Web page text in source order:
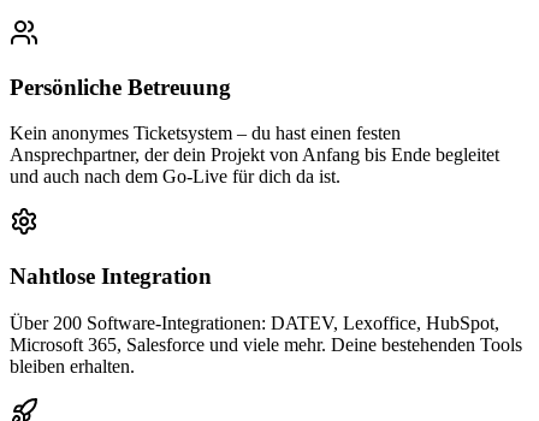
Persönliche Betreuung
Kein anonymes Ticketsystem – du hast einen festen
Ansprechpartner, der dein Projekt von Anfang bis Ende begleitet
und auch nach dem Go-Live für dich da ist.
Nahtlose Integration
Über 200 Software-Integrationen: DATEV, Lexoffice, HubSpot,
Microsoft 365, Salesforce und viele mehr. Deine bestehenden Tools
bleiben erhalten.